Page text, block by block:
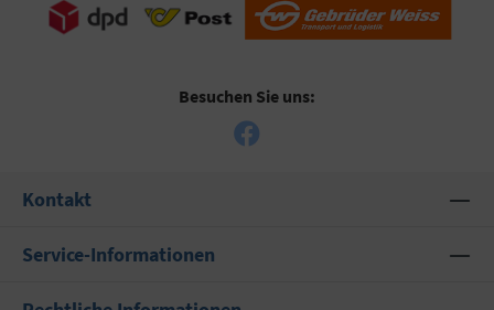
Besuchen Sie uns:
Kontakt
Service-Informationen